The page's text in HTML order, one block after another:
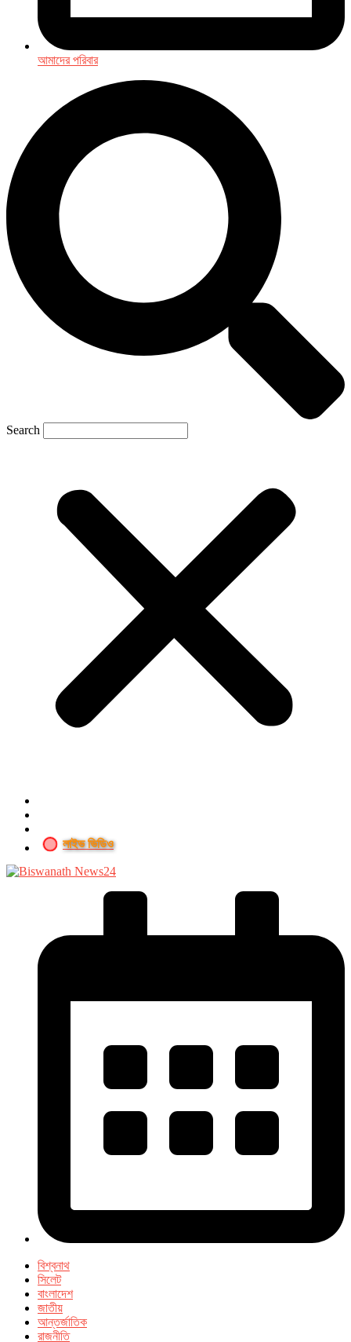
আমাদের পরিবার
Search
লাইভ ভিডিও
বিশ্বনাথ
সিলেট
বাংলাদেশ
জাতীয়
আন্তর্জাতিক
রাজনীতি